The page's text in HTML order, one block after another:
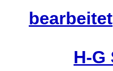
bearbeitet
H-G